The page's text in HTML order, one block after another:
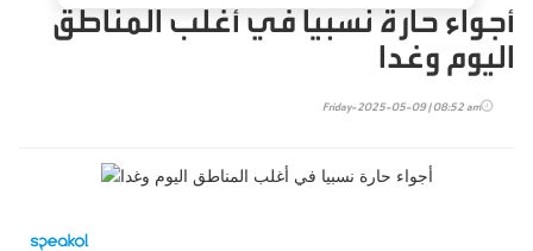
أجواء حارة نسبيا في أغلب المناطق
اليوم وغدا
Friday-2025-05-09 | 08:52 am